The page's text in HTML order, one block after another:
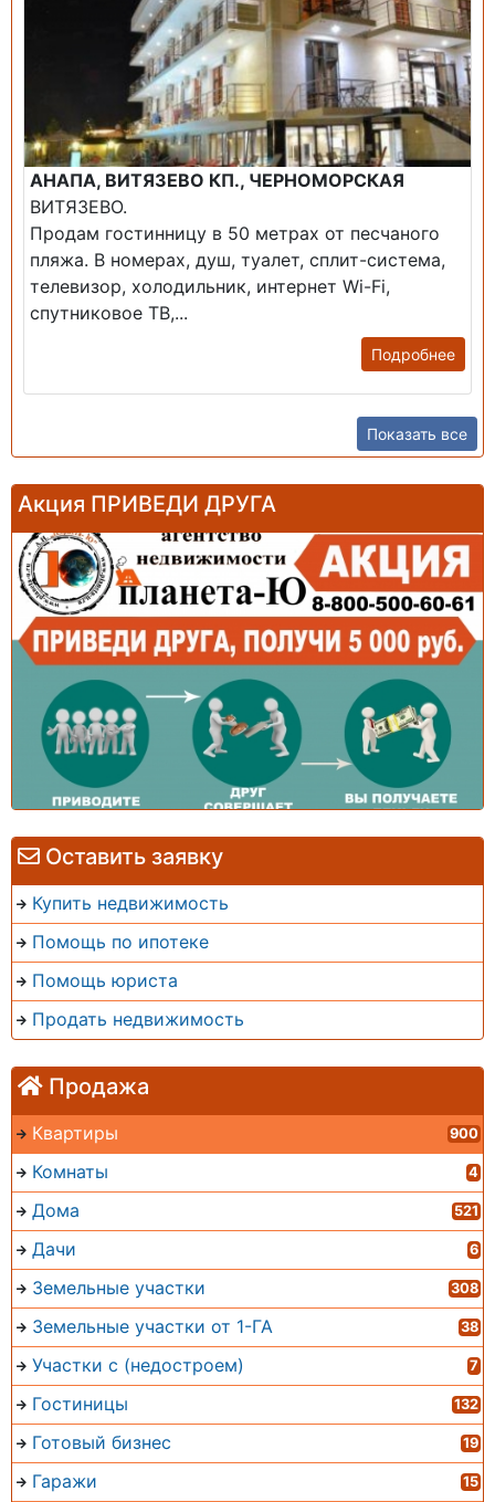
Оставить заявку
Купить недвижимость
Помощь по ипотеке
Помощь юриста
Продать недвижимость
Продажа
Квартиры 900
Комнаты 4
Дома 521
Дачи 6
Земельные участки 308
Земельные участки от 1-ГА 38
Участки с (недостроем) 7
Гостиницы 132
Готовый бизнес 19
Гаражи 15
АНАПА, ВИТЯЗЕВО КП., ЧЕРНОМОРСКАЯ
ВИТЯЗЕВО.
Продам гостинницу в 50 метрах от песчаного
пляжа. В номерах, душ, туалет, сплит-система,
телевизор, холодильник, интернет Wi-Fi,
спутниковое ТВ,...
Подробнее
Показать все
Акция ПРИВЕДИ ДРУГА